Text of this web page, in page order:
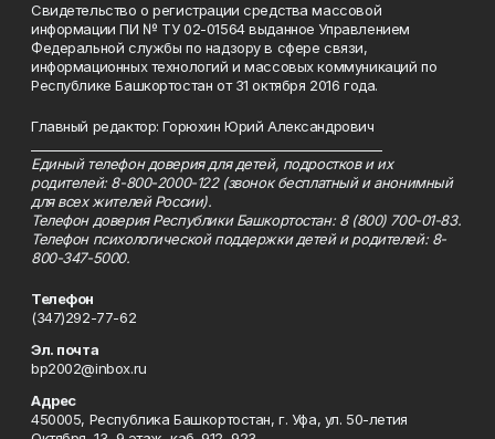
Свидетельство о регистрации средства массовой
информации ПИ № ТУ 02-01564 выданное Управлением
Федеральной службы по надзору в сфере связи,
информационных технологий и массовых коммуникаций по
Республике Башкортостан от 31 октября 2016 года.
Главный редактор: Горюхин Юрий Александрович
Единый телефон доверия для детей, подростков и их
родителей: 8-800-2000-122 (звонок бесплатный и анонимный
для всех жителей России).
Телефон доверия Республики Башкортостан: 8 (800) 700-01-83.
Телефон психологической поддержки детей и родителей: 8-
800-347-5000.
Телефон
(347)292-77-62
Эл. почта
bp2002@inbox.ru
Адрес
450005, Республика Башкортостан, г. Уфа, ул. 50-летия